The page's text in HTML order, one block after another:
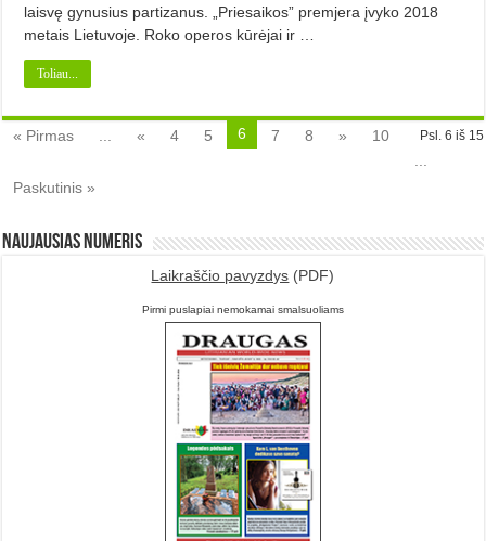
laisvę gynusius partizanus. „Priesaikos” premjera įvyko 2018
metais Lietuvoje. Roko operos kūrėjai ir …
Toliau...
Psl. 6 iš 15
« Pirmas ... « 4 5 6 7 8 »
10
...
Paskutinis »
Naujausias numeris
Laikraščio pavyzdys (PDF)
Pirmi puslapiai nemokamai smalsuoliams